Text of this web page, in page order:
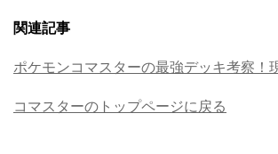
関連記事
ポケモンコマスターの最強デッキ考察！
コマスターのトップページに戻る